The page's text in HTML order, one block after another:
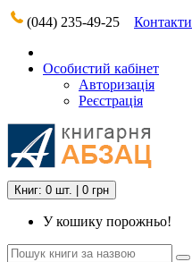
(044) 235-49-25 Контакти
Особистий кабінет
Авторизація
Реєстрація
Книг: 0 шт. | 0 грн
У кошику порожньо!